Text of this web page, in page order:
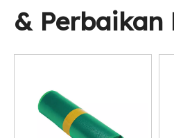
& Perbaikan